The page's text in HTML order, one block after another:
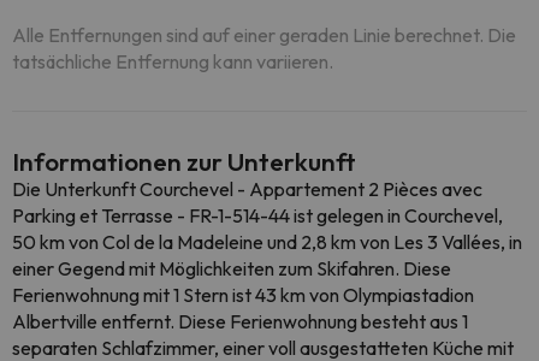
Alle Entfernungen sind auf einer geraden Linie berechnet. Die
tatsächliche Entfernung kann variieren.
Informationen zur Unterkunft
Die Unterkunft Courchevel - Appartement 2 Pièces avec
Parking et Terrasse - FR-1-514-44 ist gelegen in Courchevel,
50 km von Col de la Madeleine und 2,8 km von Les 3 Vallées, in
einer Gegend mit Möglichkeiten zum Skifahren. Diese
Ferienwohnung mit 1 Stern ist 43 km von Olympiastadion
Albertville entfernt. Diese Ferienwohnung besteht aus 1
separaten Schlafzimmer, einer voll ausgestatteten Küche mit